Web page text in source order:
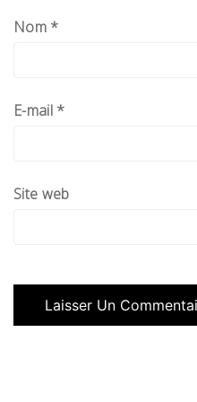
Nom *
E-mail *
Site web